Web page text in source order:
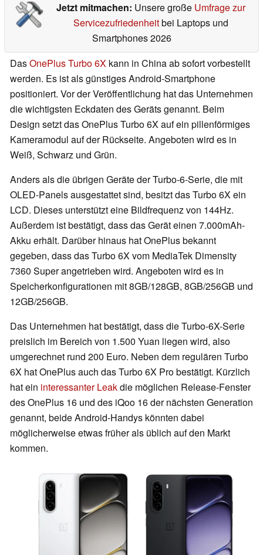
Jetzt mitmachen: Unsere große Umfrage zur
Servicezufriedenheitbei Laptops und
Smartphones 2026
DasOnePlus Turbo 6X kann in China ab sofort vorbestellt
werden. Es ist als günstiges Android-Smartphone
positioniert. Vor der Veröffentlichung hat das Unternehmen
die wichtigsten Eckdaten des Geräts genannt. Beim
Design setzt das OnePlus Turbo 6X auf ein pillenförmiges
Kameramodul auf der Rückseite. Angeboten wird es in
Weiß, Schwarz und Grün.
Anders als die übrigen Geräte der Turbo-6-Serie, die mit
OLED-Panels ausgestattet sind, besitzt das Turbo 6X ein
LCD. Dieses unterstützt eine Bildfrequenz von 144Hz.
Außerdem ist bestätigt, dass das Gerät einen 7.000mAh-
Akku erhält. Darüber hinaus hat OnePlus bekannt
gegeben, dass das Turbo 6X vom MediaTek Dimensity
7360 Super angetrieben wird. Angeboten wird es in
Speicherkonfigurationen mit 8GB/128GB, 8GB/256GB und
12GB/256GB.
Das Unternehmen hat bestätigt, dass die Turbo-6X-Serie
preislich im Bereich von 1.500 Yuan liegen wird, also
umgerechnet rund 200 Euro. Neben dem regulären Turbo
6X hat OnePlus auch das Turbo 6X Pro bestätigt. Kürzlich
hat ein interessanter Leakdie möglichen Release-Fenster
des OnePlus 16 und des iQoo 16 der nächsten Generation
genannt, beide Android-Handys könnten dabei
möglicherweise etwas früher als üblich auf den Markt
kommen.